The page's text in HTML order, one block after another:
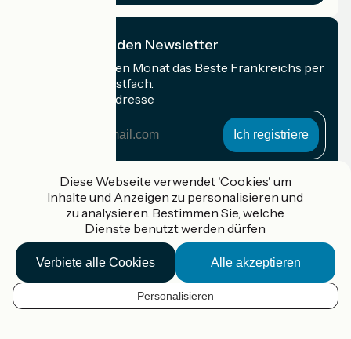
DE
Ich abonniere den Newsletter
Erhalten Sie jeden Monat das Beste Frankreichs per
Rad in Ihrem Postfach.
Meine E-Mail-Adresse
Adresse
Gefördert im Rahmen von Destination France
Accueil Vélo Pro
Kontakt
Rechtliche Informationen
Diese Webseite verwendet 'Cookies' um
Inhalte und Anzeigen zu personalisieren und
zu analysieren. Bestimmen Sie, welche
Dienste benutzt werden dürfen
Alle akzeptieren
Verbiete alle Cookies
Personalisieren